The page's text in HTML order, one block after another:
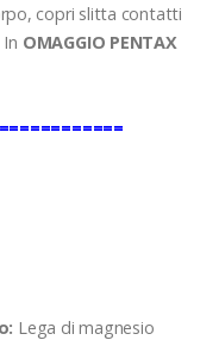
copri slitta contatti
OMAGGIO PENTAX
Lega di magnesio